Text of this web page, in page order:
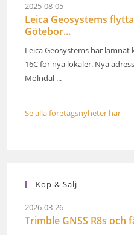
2025-08-05
Leica Geosystems
Götebor...
Leica Geosystems har
16C för nya lokaler. Nya
Mölndal ...
Se alla företagsnyheter här
Köp & Sälj
2026-03-26
Trimble GNSS R8s och